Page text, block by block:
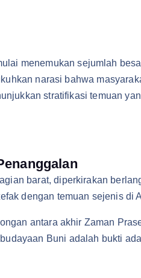
menemukan sejumlah
narasi bahwa
stratifikasi temuan
barat, diperkirakan
dengan temuan sejenis di
antara akhir Zaman
Buni adalah bukti